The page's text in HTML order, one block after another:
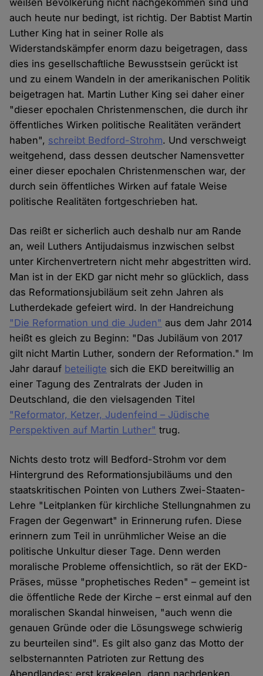
weißen Bevölkerung nicht nachgekommen sind und
auch heute nur bedingt, ist richtig. Der Babtist Martin
Luther King hat in seiner Rolle als
Widerstandskämpfer enorm dazu beigetragen, dass
dies ins gesellschaftliche Bewusstsein gerückt ist
und zu einem Wandeln in der amerikanischen Politik
beigetragen hat. Martin Luther King sei daher einer
"dieser epochalen Christenmenschen, die durch ihr
öffentliches Wirken politische Realitäten verändert
haben", schreibt Bedford-Strohm. Und verschweigt
weitgehend, dass dessen deutscher Namensvetter
einer dieser epochalen Christenmenschen war, der
durch sein öffentliches Wirken auf fatale Weise
politische Realitäten fortgeschrieben hat.
Das reißt er sicherlich auch deshalb nur am Rande
an, weil Luthers Antijudaismus inzwischen selbst
unter Kirchenvertretern nicht mehr abgestritten wird.
Man ist in der EKD gar nicht mehr so glücklich, dass
das Reformationsjubiläum seit zehn Jahren als
Lutherdekade gefeiert wird. In der Handreichung
"Die Reformation und die Juden" aus dem Jahr 2014
heißt es gleich zu Beginn: "Das Jubiläum von 2017
gilt nicht Martin Luther, sondern der Reformation." Im
Jahr darauf beteiligte sich die EKD bereitwillig an
einer Tagung des Zentralrats der Juden in
Deutschland, die den vielsagenden Titel
"Reformator, Ketzer, Judenfeind – Jüdische
Perspektiven auf Martin Luther" trug.
Nichts desto trotz will Bedford-Strohm vor dem
Hintergrund des Reformationsjubiläums und den
staatskritischen Pointen von Luthers Zwei-Staaten-
Lehre "Leitplanken für kirchliche Stellungnahmen zu
Fragen der Gegenwart" in Erinnerung rufen. Diese
erinnern zum Teil in unrühmlicher Weise an die
politische Unkultur dieser Tage. Denn werden
moralische Probleme offensichtlich, so rät der EKD-
Präses, müsse "prophetisches Reden" – gemeint ist
die öffentliche Rede der Kirche – erst einmal auf den
moralischen Skandal hinweisen, "auch wenn die
genauen Gründe oder die Lösungswege schwierig
zu beurteilen sind". Es gilt also ganz das Motto der
selbsternannten Patrioten zur Rettung des